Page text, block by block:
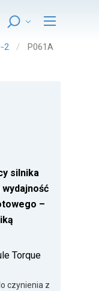
2 P061A
silnika
wydajność
–
Torque
czynienia z